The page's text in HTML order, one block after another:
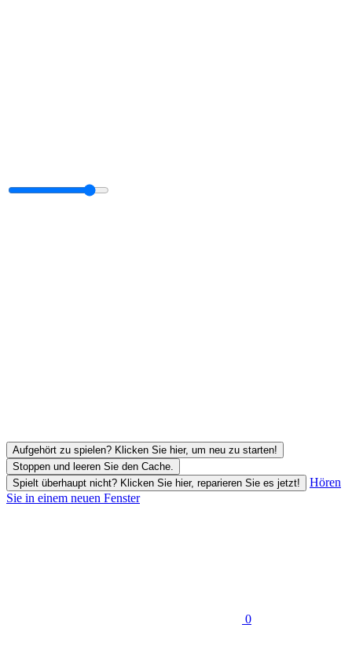
Aufgehört zu spielen? Klicken Sie hier, um neu zu starten!
Stoppen und leeren Sie den Cache.
Spielt überhaupt nicht? Klicken Sie hier, reparieren Sie es jetzt!
Hören
Sie in einem neuen Fenster
0